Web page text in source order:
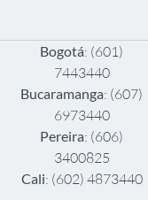
Bogotá: (601)
7443440
Bucaramanga: (607)
6973440
Pereira: (606)
3400825
Cali: (602) 4873440